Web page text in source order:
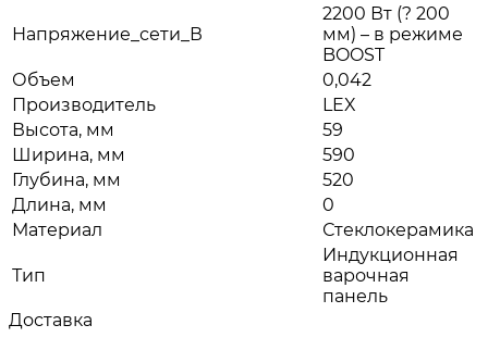
Напряжение_сети_В
2200 Вт (? 200
мм) – в режиме
BOOST
Объем
0,042
Производитель
LEX
Высота, мм
59
Ширина, мм
590
Глубина, мм
520
Длина, мм
0
Материал
Стеклокерамика
Тип
Индукционная
варочная
панель
Доставка